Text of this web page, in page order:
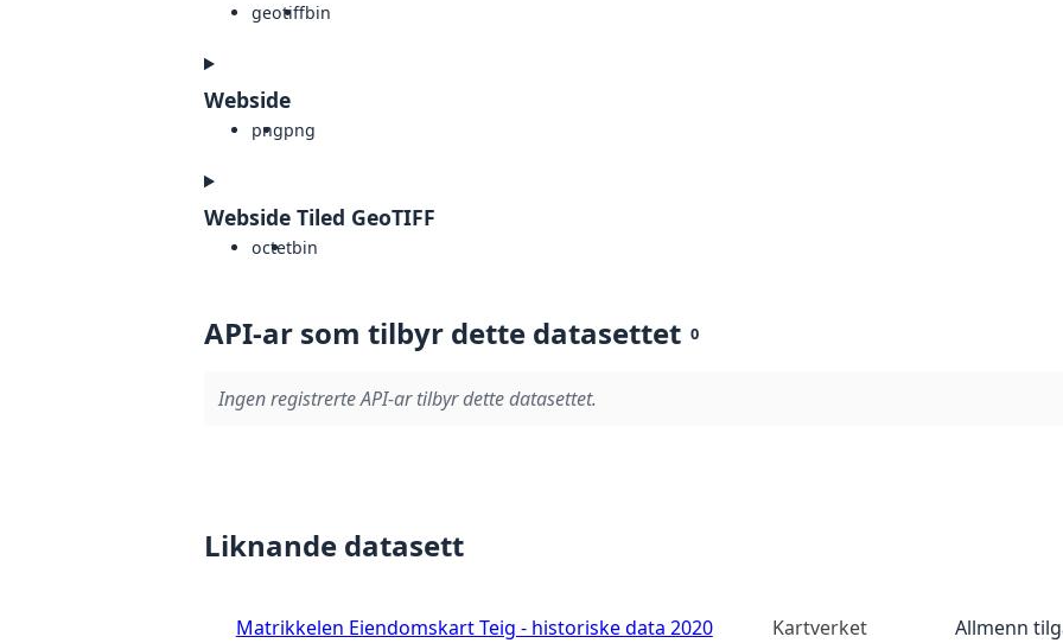
geotiffbin
Webside
pngpng
Webside Tiled GeoTIFF
octetbin
API-ar som tilbyr dette datasettet 0
Ingen registrerte API-ar tilbyr dette datasettet.
Liknande datasett
Matrikkelen Eiendomskart Teig - historiske data 2020 Kartverket Allmenn